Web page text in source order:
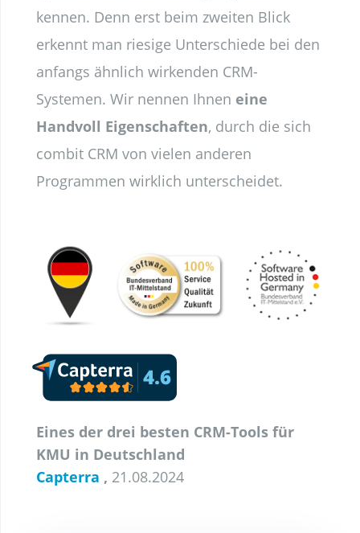
kennen. Denn erst beim zweiten Blick
erkennt man riesige Unterschiede bei den
anfangs ähnlich wirkenden CRM-
Systemen. Wir nennen Ihnen eine
Handvoll Eigenschaften, durch die sich
combit CRM von vielen anderen
Programmen wirklich unterscheidet.
Eines der drei besten CRM-Tools für
KMU in Deutschland
Capterra , 21.08.2024